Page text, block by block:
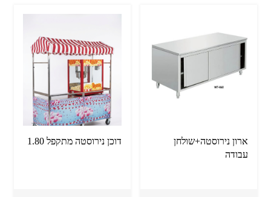
צור קשר
ארון נירוסטה+שולחן
עבודה
דוכן נירוסטה מתקפל 1.80